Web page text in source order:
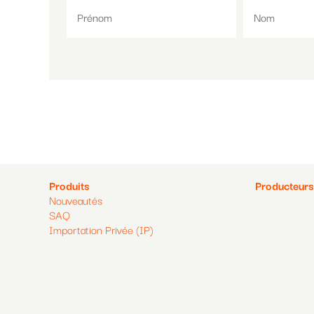
Pied
de
Produits
Nouveautés
SAQ
Importation Privée (IP)
Pied
Producteurs